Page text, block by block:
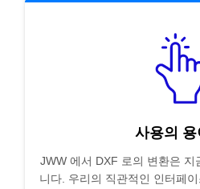
사용의 용
JWW 에서 DXF 로의 변환은 지
니다. 우리의 직관적인 인터페